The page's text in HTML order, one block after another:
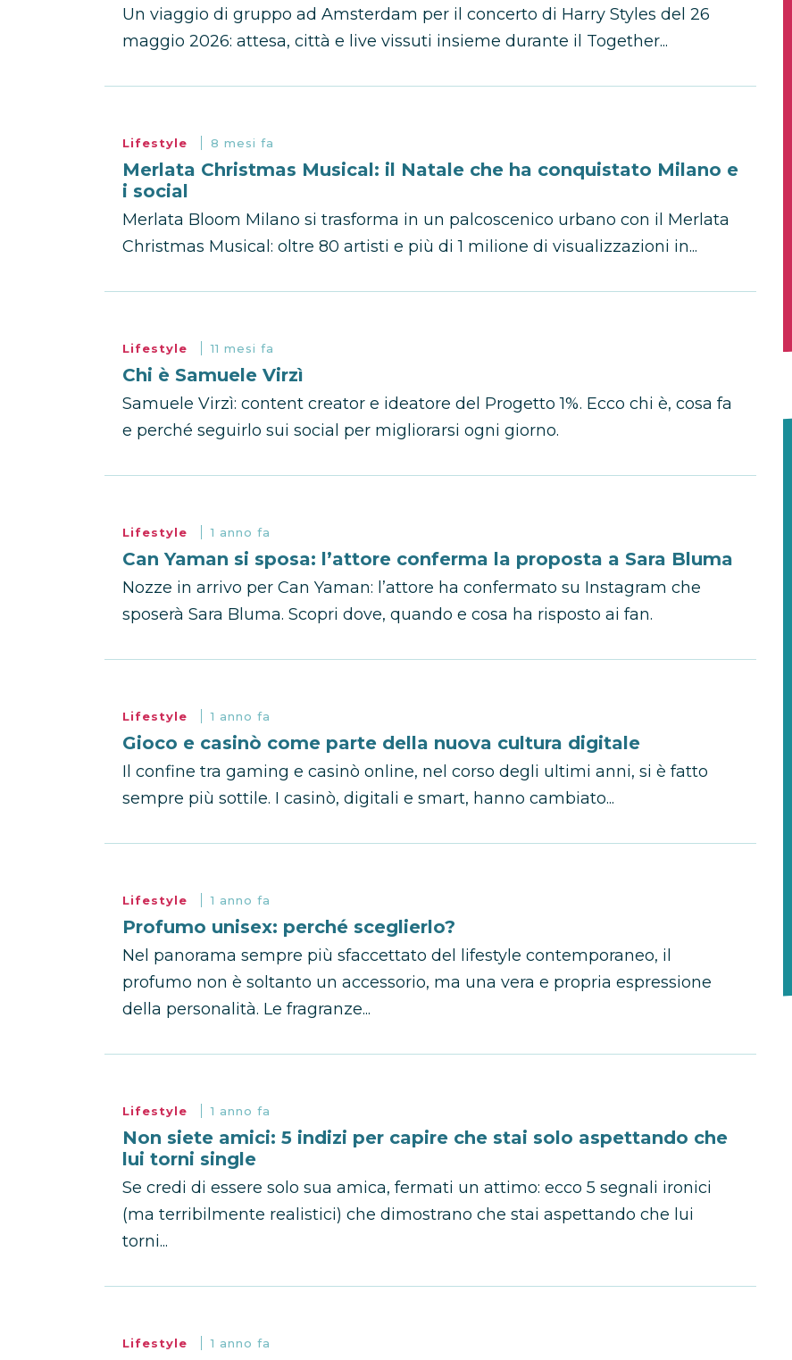
Un viaggio di gruppo ad Amsterdam per il concerto di Harry Styles del 26
maggio 2026: attesa, città e live vissuti insieme durante il Together...
Lifestyle 8 mesi fa
Merlata Christmas Musical: il Natale che ha conquistato Milano e
i social
Merlata Bloom Milano si trasforma in un palcoscenico urbano con il Merlata
Christmas Musical: oltre 80 artisti e più di 1 milione di visualizzazioni in...
Lifestyle 11 mesi fa
Chi è Samuele Virzì
Samuele Virzì: content creator e ideatore del Progetto 1%. Ecco chi è, cosa fa
e perché seguirlo sui social per migliorarsi ogni giorno.
Lifestyle 1 anno fa
Can Yaman si sposa: l’attore conferma la proposta a Sara Bluma
Nozze in arrivo per Can Yaman: l’attore ha confermato su Instagram che
sposerà Sara Bluma. Scopri dove, quando e cosa ha risposto ai fan.
Lifestyle 1 anno fa
Gioco e casinò come parte della nuova cultura digitale
Il confine tra gaming e casinò online, nel corso degli ultimi anni, si è fatto
sempre più sottile. I casinò, digitali e smart, hanno cambiato...
Lifestyle 1 anno fa
Profumo unisex: perché sceglierlo?
Nel panorama sempre più sfaccettato del lifestyle contemporaneo, il
profumo non è soltanto un accessorio, ma una vera e propria espressione
della personalità. Le fragranze...
Lifestyle 1 anno fa
Non siete amici: 5 indizi per capire che stai solo aspettando che
lui torni single
Se credi di essere solo sua amica, fermati un attimo: ecco 5 segnali ironici
(ma terribilmente realistici) che dimostrano che stai aspettando che lui
torni...
Lifestyle 1 anno fa